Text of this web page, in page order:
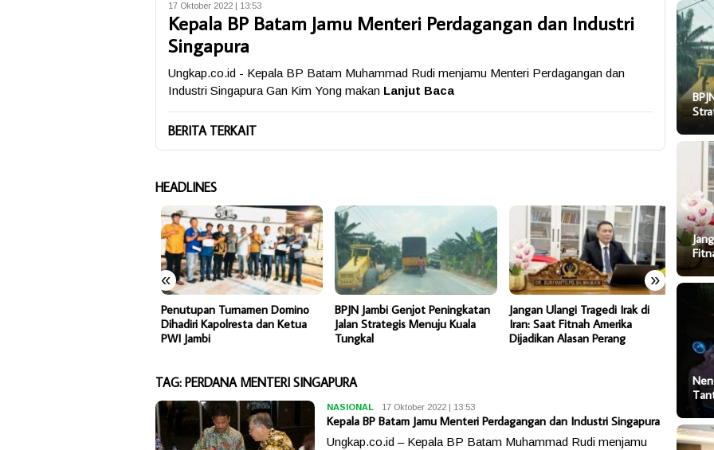
17 Oktober 2022 | 13:53
Kepala BP Batam Jamu Menteri Perdagangan dan Industri
Singapura
Ungkap.co.id - Kepala BP Batam Muhammad Rudi menjamu Menteri Perdagangan dan
Industri Singapura Gan Kim Yong makan Lanjut Baca
BERITA TERKAIT
HEADLINES
« »
Penutupan Turnamen Domino
Dihadiri Kapolresta dan Ketua
PWI Jambi
BPJN Jambi Genjot Peningkatan
Jalan Strategis Menuju Kuala
Tungkal
Jangan Ulangi Tragedi Irak di
Iran: Saat Fitnah Amerika
Dijadikan Alasan Perang
TAG: PERDANA MENTERI SINGAPURA
NASIONAL Dika
17 Oktober 2022 | 13:53
Kepala BP Batam Jamu Menteri Perdagangan dan Industri Singapura
Ungkap.co.id – Kepala BP Batam Muhammad Rudi menjamu